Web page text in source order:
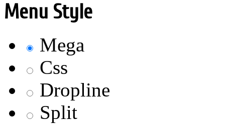
Menu Style
Mega
Css
Dropline
Split